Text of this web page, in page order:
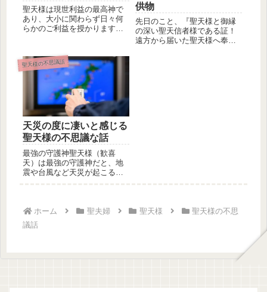
聖天様は現世利益の最高神で
あり、大小に関わらず日々何
らかのご利益を授かります。
供物
先日のこと、『聖天様と御縁
の深い聖天信者様である証！
遠方から届いた聖天様へ奉納
聖天様の不思議話
天災の度に凄いと感じる
聖天様の不思議な話
最強の守護神聖天様（歓喜
天）は最強の守護神だと、地
震や台風など天災が起こる度
ホーム 聖夫婦 聖天様
聖天様の不思
議話